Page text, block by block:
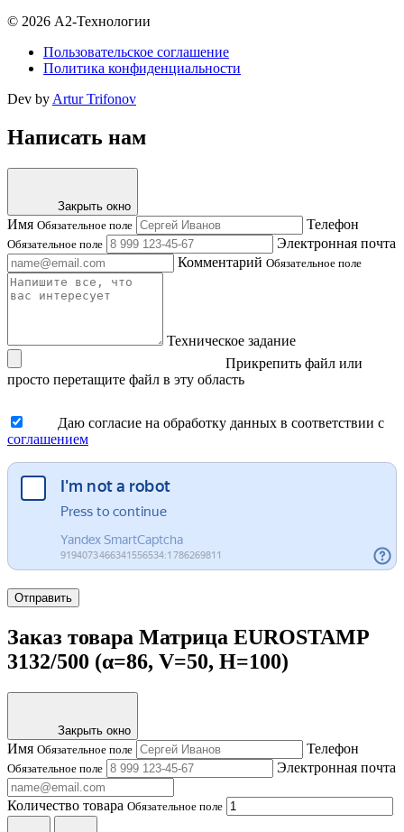
© 2026 А2-Технологии
Пользовательское соглашение
Политика конфиденциальности
Dev by Artur Trifonov
Написать нам
Закрыть окно
Имя Обязательное поле Телефон
Обязательное поле
Электронная почта
Комментарий Обязательное поле
Техническое задание
Прикрепить файл или
просто перетащите файл в эту область
Даю согласие на обработку данных в соответствии с
соглашением
Отправить
Заказ товара Матрица EUROSTAMP
3132/500 (α=86, V=50, H=100)
Закрыть окно
Имя Обязательное поле Телефон
Обязательное поле Электронная почта
Количество товара Обязательное поле